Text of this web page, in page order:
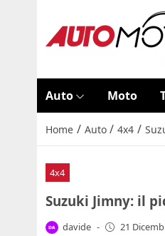
Auto Moto
Home / Auto / 4x4 /
4x4
Suzuki Jimny: il
davide - 21